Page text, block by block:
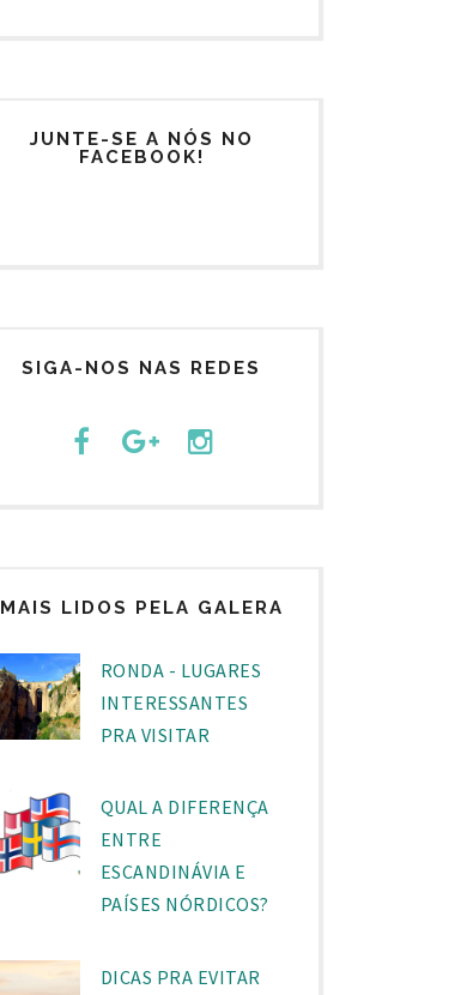
JUNTE-SE A NÓS NO
FACEBOOK!
SIGA-NOS NAS REDES
MAIS LIDOS PELA GALERA
RONDA - LUGARES
INTERESSANTES
PRA VISITAR
QUAL A DIFERENÇA
ENTRE
ESCANDINÁVIA E
PAÍSES NÓRDICOS?
DICAS PRA EVITAR